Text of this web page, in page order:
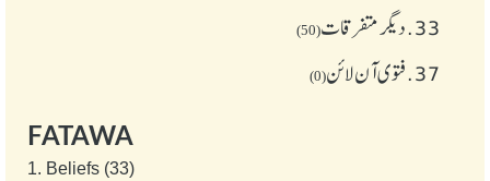
33. دیگر متفرقات(50)
37. فتوی آن لائن(0)
FATAWA
1. Beliefs (33)